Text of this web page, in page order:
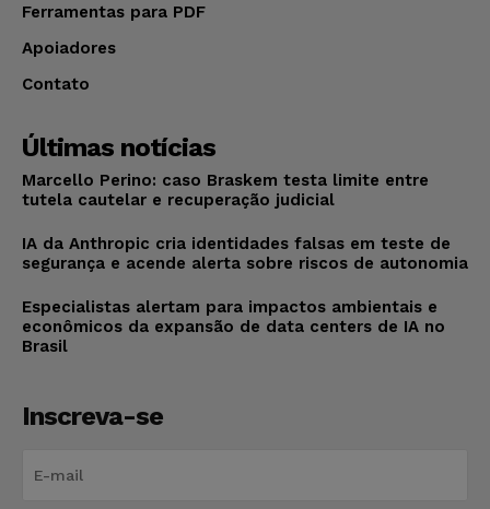
Ferramentas para PDF
Apoiadores
Contato
Últimas notícias
Marcello Perino: caso Braskem testa limite entre
tutela cautelar e recuperação judicial
IA da Anthropic cria identidades falsas em teste de
segurança e acende alerta sobre riscos de autonomia
Especialistas alertam para impactos ambientais e
econômicos da expansão de data centers de IA no
Brasil
Inscreva-se